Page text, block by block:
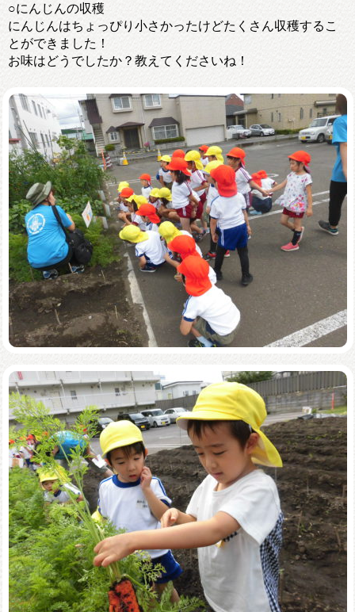
○にんじんの収穫
にんじんはちょっぴり小さかったけどたくさん収穫するこ
とができました！
お味はどうでしたか？教えてくださいね！